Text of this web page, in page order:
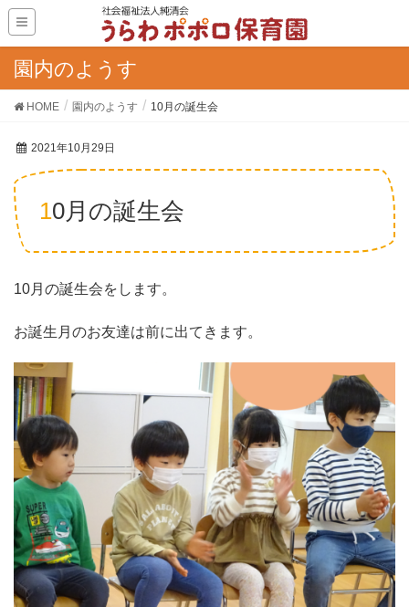
園内のようす
HOME 園内のようす 10月の誕生会
2021年10月29日
10月の誕生会
10月の誕生会をします。
お誕生月のお友達は前に出てきます。